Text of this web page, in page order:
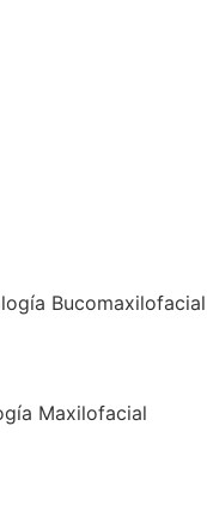
Maxilofacial